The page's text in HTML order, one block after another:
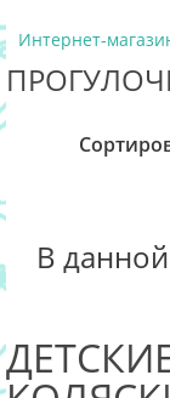
Интернет-
В